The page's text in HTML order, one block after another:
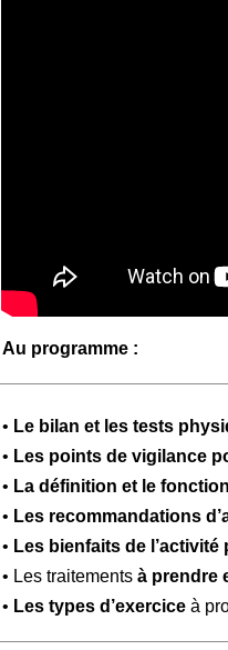
Au programme :
• Le bilan et les tests
• Les points de vigilance
• La définition et le
• Les recommandations
• Les bienfaits de l’activité
• Les traitements à prendre
• Les types d’exerciceà